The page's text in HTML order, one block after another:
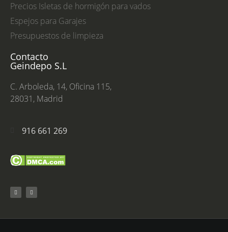
Precios Isletas de hormigón para vados
Espejos para Garajes
Presupuestos de limpieza
Contacto
Geindepo S.L
C. Arboleda, 14, Oficina 115,
28031, Madrid
916 661 269